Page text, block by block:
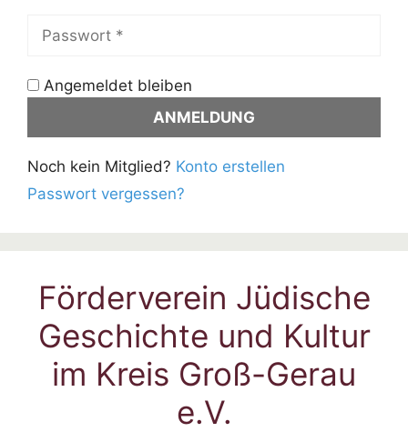
Angemeldet bleiben
Noch kein Mitglied? Konto erstellen
Passwort vergessen?
Förderverein Jüdische
Geschichte und Kultur
im Kreis Groß-Gerau
e.V.